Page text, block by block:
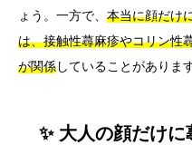
ょう。一方で、 本当に顔だけ
は、接触性蕁麻疹やコリン性
が関係していることがあります
✨ 大人の顔だけ